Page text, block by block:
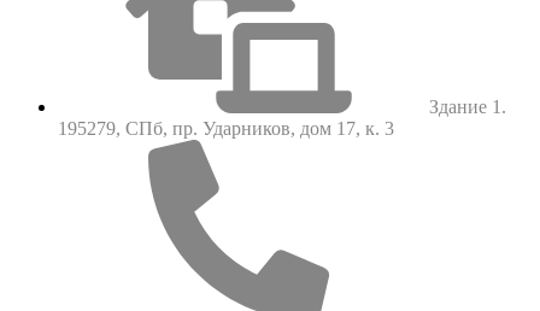
Здание 1.
195279, СПб, пр. Ударников, дом 17, к. 3